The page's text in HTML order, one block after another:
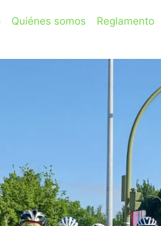
Quiénes somos Reglamento